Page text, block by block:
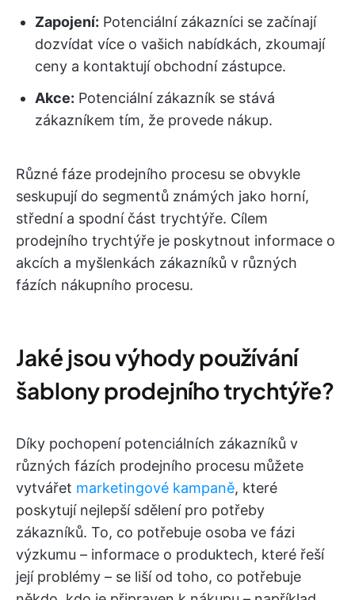
Zapojení: Potenciální zákazníci se začínají
dozvídat více o vašich nabídkách, zkoumají
ceny a kontaktují obchodní zástupce.
Akce: Potenciální zákazník se stává
zákazníkem tím, že provede nákup.
Různé fáze prodejního procesu se obvykle
seskupují do segmentů známých jako horní,
střední a spodní část trychtýře. Cílem
prodejního trychtýře je poskytnout informace o
akcích a myšlenkách zákazníků v různých
fázích nákupního procesu.
Jaké jsou výhody používání
šablony prodejního trychtýře?
Díky pochopení potenciálních zákazníků v
různých fázích prodejního procesu můžete
vytvářet marketingové kampaně, které
poskytují nejlepší sdělení pro potřeby
zákazníků. To, co potřebuje osoba ve fázi
výzkumu – informace o produktech, které řeší
její problémy – se liší od toho, co potřebuje